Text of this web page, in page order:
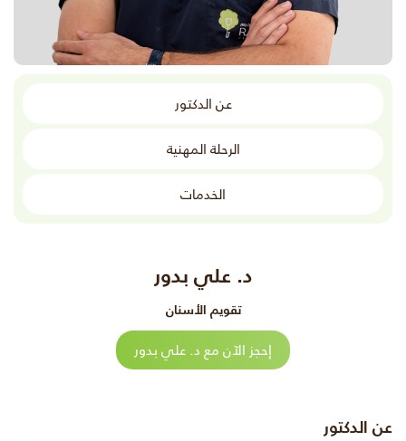
عن الدكتور
الرحلة المهنية
الخدمات
د. علي بدور
تقويم الأسنان
إحجز الآن مع د. علي بدور
عن الدكتور